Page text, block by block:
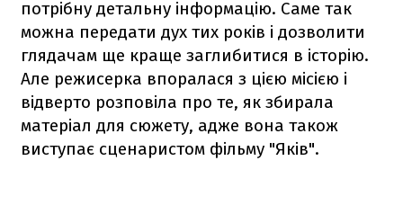
потрібну детальну інформацію. Саме так
можна передати дух тих років і дозволити
глядачам ще краще заглибитися в історію.
Але режисерка впоралася з цією місією і
відверто розповіла про те, як збирала
матеріал для сюжету, адже вона також
виступає сценаристом фільму "Яків".